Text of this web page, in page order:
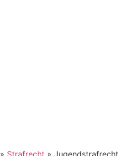
» Strafrecht » Jugendstrafrecht